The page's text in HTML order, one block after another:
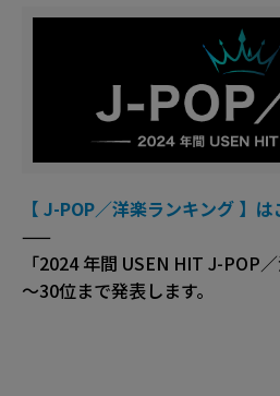
【 J-POP／洋楽ランキング 】は
——
「2024 年間 USEN HIT J-POP
～30位まで発表します。